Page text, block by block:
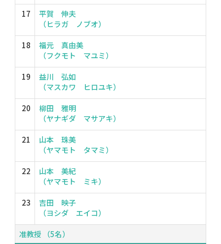
17
平賀 伸夫
（ヒラガ ノブオ）
18
福元 真由美
（フクモト マユミ）
19
益川 弘如
（マスカワ ヒロユキ）
20
柳田 雅明
（ヤナギダ マサアキ）
21
山本 珠美
（ヤマモト タマミ）
22
山本 美紀
（ヤマモト ミキ）
23
吉田 映子
（ヨシダ エイコ）
准教授 （5名）